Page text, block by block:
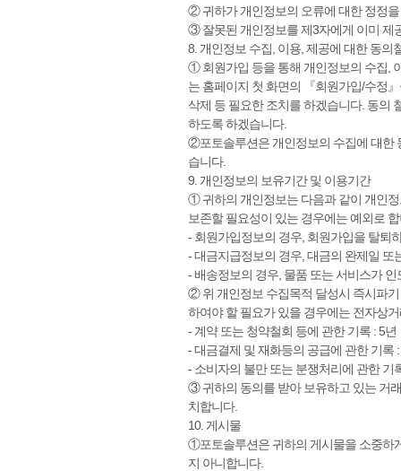
② 귀하가 개인정보의 오류에 대한 정정
③ 잘못된 개인정보를 제3자에게 이미 제
8. 개인정보 수집, 이용, 제공에 대한 동의
① 회원가입 등을 통해 개인정보의 수집,
는 홈페이지 첫 화면의 『회원가입/수정
삭제 등 필요한 조치를 하겠습니다. 동의
하도록 하겠습니다.
②포토솔루션은 개인정보의 수집에 대한
습니다.
9. 개인정보의 보유기간 및 이용기간
① 귀하의 개인정보는 다음과 같이 개인
보존할 필요성이 있는 경우에는 예외로
- 회원가입정보의 경우, 회원가입을 탈퇴
- 대금지급정보의 경우, 대금의 완제일 또
- 배송정보의 경우, 물품 또는 서비스가
② 위 개인정보 수집목적 달성시 즉시파
하여야 할 필요가 있을 경우에는 전자상
- 계약 또는 청약철회 등에 관한 기록 : 5년
- 대금결제 및 재화등의 공급에 관한 기록
- 소비자의 불만 또는 분쟁처리에 관한 기
③ 귀하의 동의를 받아 보유하고 있는 거
치합니다.
10. 게시물
①포토솔루션은 귀하의 게시물을 소중하
지 아니합니다.